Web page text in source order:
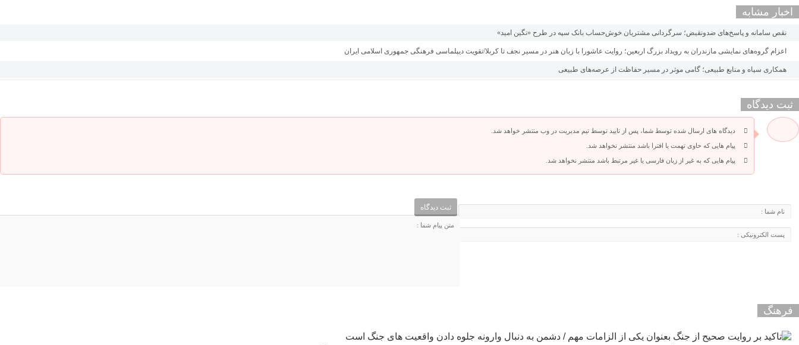
اخبار مشابه
نقص سامانه و پاسخ‌های ضدونقیض؛ سرگردانی مشتریان خوش‌حساب بانک سپه در طرح «نگین امید»
اعزام گروه‌های نمایشی مازندران به رویداد بزرگ اربعین؛ روایت عاشورا با زبان هنر در مسیر نجف تا کربلا/تقویت دیپلماسی فرهنگی جمهوری اسلامی ایران
همکاری سپاه و منابع طبیعی؛ گامی موثر در مسیر حفاظت از عرصه‌های طبیعی
ثبت دیدگاه
دیدگاه های ارسال شده توسط شما، پس از تایید توسط تیم مدیریت در وب منتشر خواهد شد.
پیام هایی که حاوی تهمت یا افترا باشد منتشر نخواهد شد.
پیام هایی که به غیر از زبان فارسی یا غیر مرتبط باشد منتشر نخواهد شد.
فرهنگ